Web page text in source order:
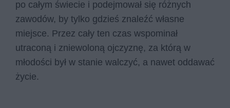
po całym świecie i podejmował się różnych
zawodów, by tylko gdzieś znaleźć własne
miejsce. Przez cały ten czas wspominał
utraconą i zniewoloną ojczyznę, za którą w
młodości był w stanie walczyć, a nawet oddawać
życie.